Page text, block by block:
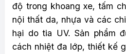
độ trong khoang xe, tấm
nội thất da, nhựa và các
hại do tia UV. Sản phẩm
cách nhiệt đa lớp, thiết kế